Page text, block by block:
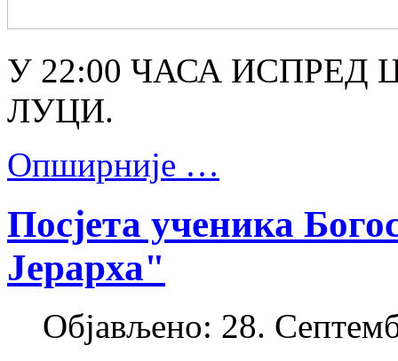
У 22:00 ЧАСА ИСПРЕД
ЛУЦИ.
Опширније …
Посјета ученика
Јерарха"
Објављено: 28.